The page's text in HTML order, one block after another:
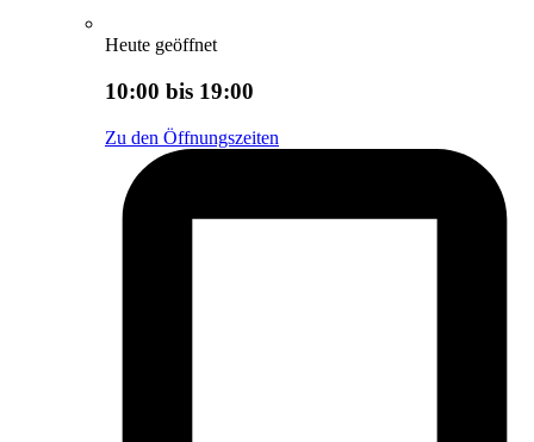
Heute geöffnet
10:00 bis 19:00
Zu den Öffnungszeiten